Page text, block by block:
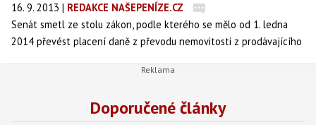
16. 9. 2013 | REDAKCE NAŠEPENÍZE.CZ
Senát smetl ze stolu zákon, podle kterého se mělo od 1. ledna
2014 převést placení daně z převodu nemovitosti z prodávajícího
nezmění a nadále bude tuto daň platit prodávající.
Doporučené články